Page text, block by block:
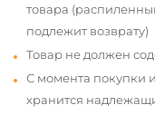
товара
подлежит возврату)
Товар не должен
С момента покупки
хранится